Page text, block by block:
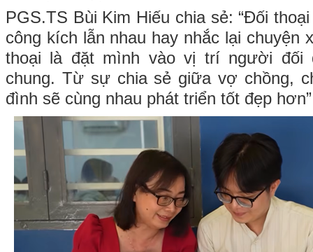
PGS.TS Bùi Kim Hiếu chia sẻ: “Đối
công kích lẫn nhau hay nhắc lại chuyện
thoại là đặt mình vào vị trí người đối
chung. Từ sự chia sẻ giữa vợ chồng,
đình sẽ cùng nhau phát triển tốt đẹp